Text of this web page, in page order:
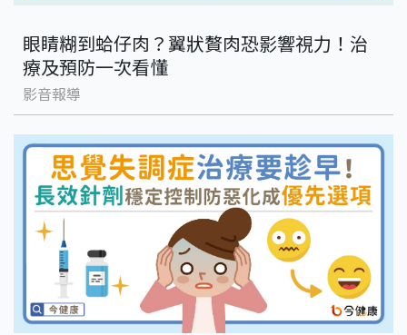
眼睛糊到蛤仔肉？翼狀贅肉恐影響視力！治
療及預防一次看懂
影音報導